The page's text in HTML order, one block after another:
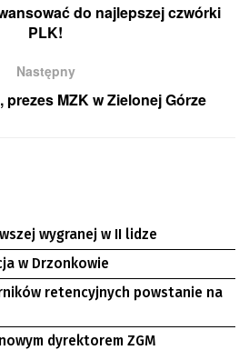
do najlepszej czwórki
PLK!
Następny
MZK w Zielonej Górze
wygranej w II lidze
w Drzonkowie
retencyjnych powstanie na
dyrektorem ZGM